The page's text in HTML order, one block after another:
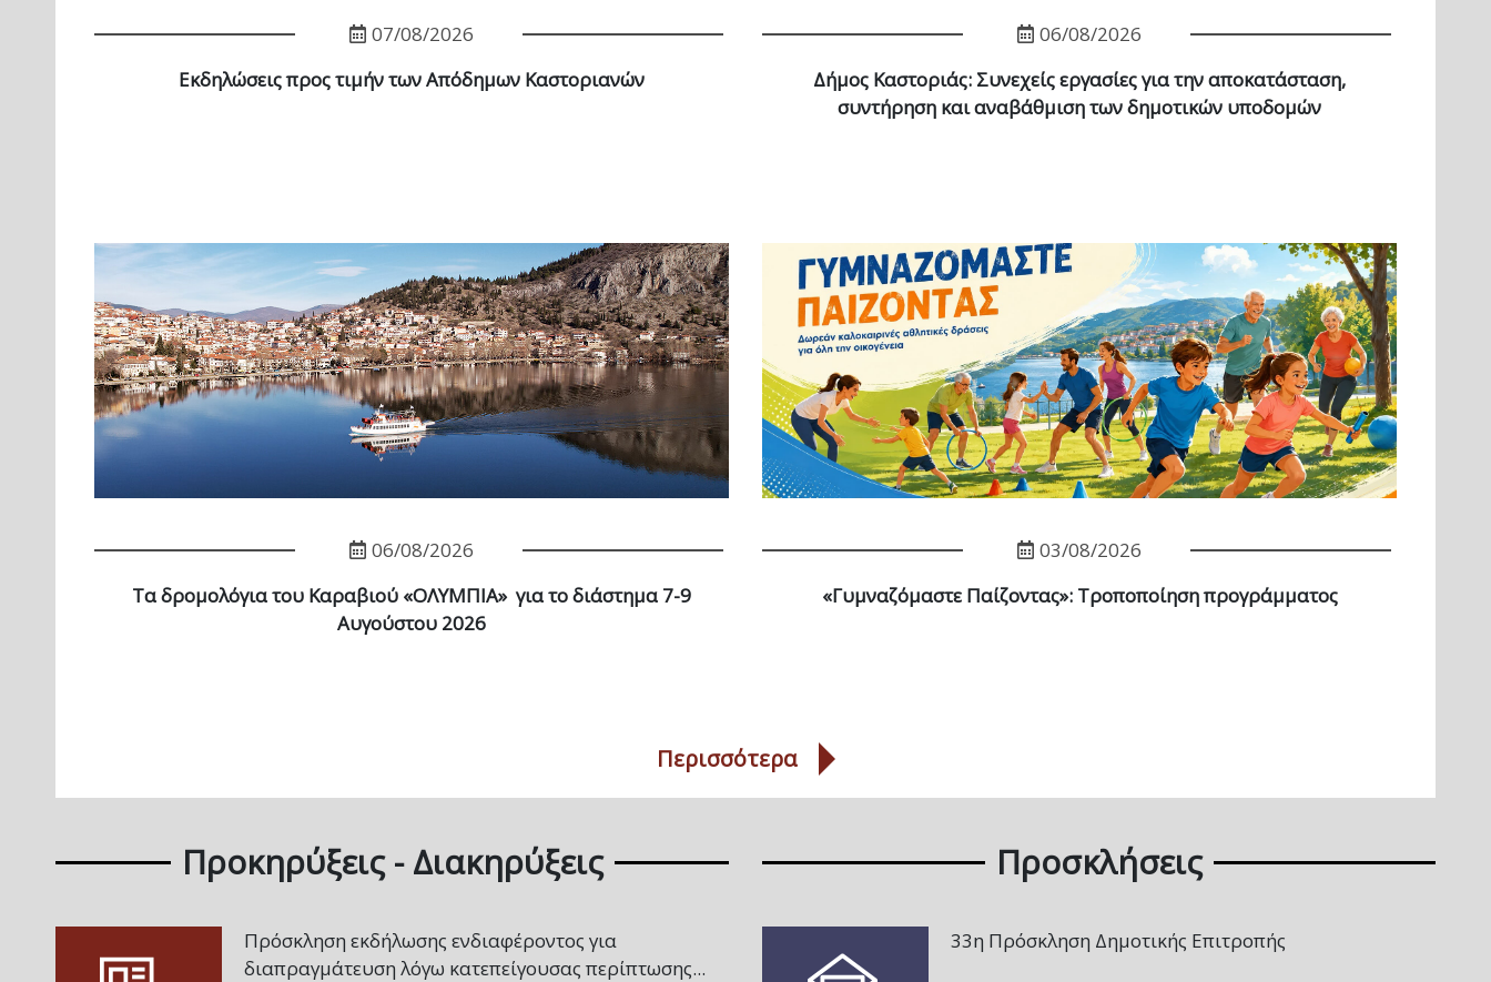
Προκηρύξεις - Διακηρύξεις
Πρόσκληση εκδήλωσης ενδιαφέροντος για
διαπραγμάτευση λόγω κατεπείγουσας περίπτωσης...
Προσκλήσεις
33η Πρόσκληση Δημοτικής Επιτροπής
07/08/2026
Εκδηλώσεις προς τιμήν των Απόδημων Καστοριανών
06/08/2026
Δήμος Καστοριάς: Συνεχείς εργασίες για την αποκατάσταση,
συντήρηση και αναβάθμιση των δημοτικών υποδομών
06/08/2026
Τα δρομολόγια του Καραβιού «ΟΛΥΜΠΙΑ» για το διάστημα 7-9
Αυγούστου 2026
03/08/2026
«Γυμναζόμαστε Παίζοντας»: Τροποποίηση προγράμματος
Περισσότερα